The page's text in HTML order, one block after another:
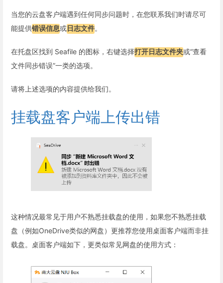
当您的云盘客户端遇到任何同步问题时，在您联系我们时请尽可
能提供错误信息或日志文件。
在托盘区找到 Seafile 的图标，右键选择打开日志文件夹或“查看
文件同步错误”一类的选项。
请将上述选项的内容提供给我们。
挂载盘客户端上传出错
这种情况最常见于用户不熟悉挂载盘的使用，如果您不熟悉挂载
盘（例如OneDrive类似的网盘）更推荐您使用桌面客户端而非挂
载盘。桌面客户端如下，更类似常见网盘的使用方式：